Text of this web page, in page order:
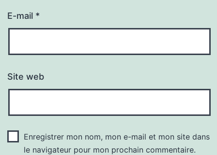
E-mail *
Site web
Enregistrer mon nom, mon e-mail et mon site dans
le navigateur pour mon prochain commentaire.